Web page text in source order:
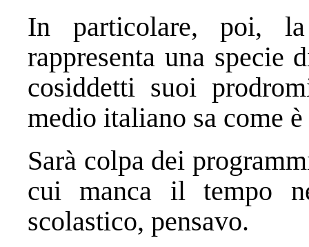
In particolare, poi, la
rappresenta una specie
cosiddetti suoi
medio italiano sa come
Sarà colpa dei
cui manca il tempo
scolastico, pensavo.